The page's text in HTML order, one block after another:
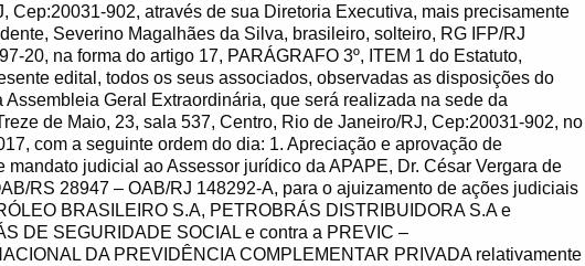
Cep:20031-902, através de sua Diretoria Executiva, mais precisamente
Severino Magalhães da Silva, brasileiro, solteiro, RG IFP/RJ
20, na forma do artigo 17, PARÁGRAFO 3º, ITEM 1 do Estatuto,
edital, todos os seus associados, observadas as disposições do
Assembleia Geral Extraordinária, que será realizada na sede da
de Maio, 23, sala 537, Centro, Rio de Janeiro/RJ, Cep:20031-902, no
com a seguinte ordem do dia: 1. Apreciação e aprovação de
mandato judicial ao Assessor jurídico da APAPE, Dr. César Vergara de
RS 28947 – OAB/RJ 148292-A, para o ajuizamento de ações judiciais
BRASILEIRO S.A, PETROBRÁS DISTRIBUIDORA S.A e
DE SEGURIDADE SOCIAL e contra a PREVIC –
DA PREVIDÊNCIA COMPLEMENTAR PRIVADA relativamente